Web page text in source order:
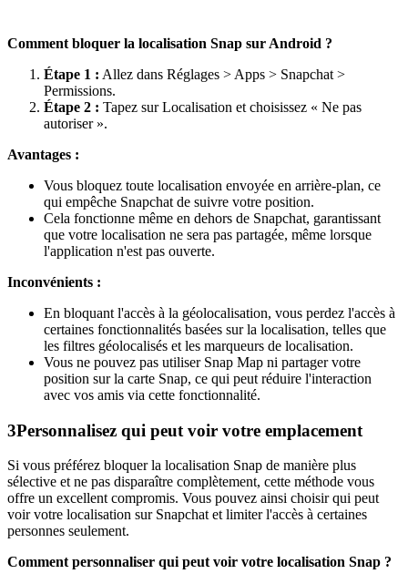
Comment bloquer la localisation Snap sur Android ?
Étape 1 : Allez dans Réglages > Apps > Snapchat >
Permissions.
Étape 2 : Tapez sur Localisation et choisissez « Ne pas
autoriser ».
Avantages :
Vous bloquez toute localisation envoyée en arrière-plan, ce
qui empêche Snapchat de suivre votre position.
Cela fonctionne même en dehors de Snapchat, garantissant
que votre localisation ne sera pas partagée, même lorsque
l'application n'est pas ouverte.
Inconvénients :
En bloquant l'accès à la géolocalisation, vous perdez l'accès à
certaines fonctionnalités basées sur la localisation, telles que
les filtres géolocalisés et les marqueurs de localisation.
Vous ne pouvez pas utiliser Snap Map ni partager votre
position sur la carte Snap, ce qui peut réduire l'interaction
avec vos amis via cette fonctionnalité.
3Personnalisez qui peut voir votre emplacement
Si vous préférez bloquer la localisation Snap de manière plus
sélective et ne pas disparaître complètement, cette méthode vous
offre un excellent compromis. Vous pouvez ainsi choisir qui peut
voir votre localisation sur Snapchat et limiter l'accès à certaines
personnes seulement.
Comment personnaliser qui peut voir votre localisation Snap ?